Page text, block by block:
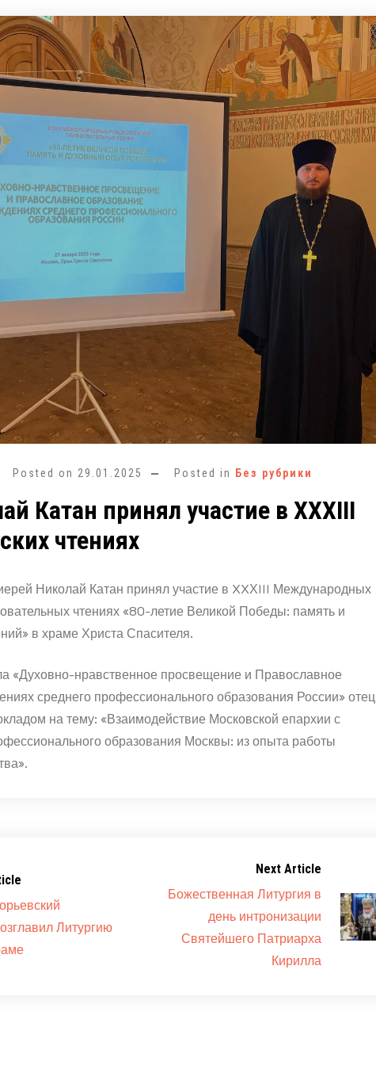
Posted on 29.01.2025 Posted in Без рубрики
Катан принял участие в XXХIII
чтениях
Николай Катан принял участие в XXХIII Международных
чтениях «80-летие Великой Победы: память и
в храме Христа Спасителя.
«Духовно-нравственное просвещение и Православное
среднего профессионального образования России» отец
на тему: «Взаимодействие Московской епархии с
образования Москвы: из опыта работы
Литургию
Next Article
Божественная Литургия в
день интронизации
Святейшего Патриарха
Кирилла